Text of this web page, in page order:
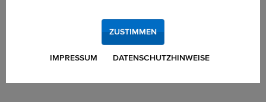
IMPRESSUM DATENSCHUTZHINWEISE
ZUSTIMMEN